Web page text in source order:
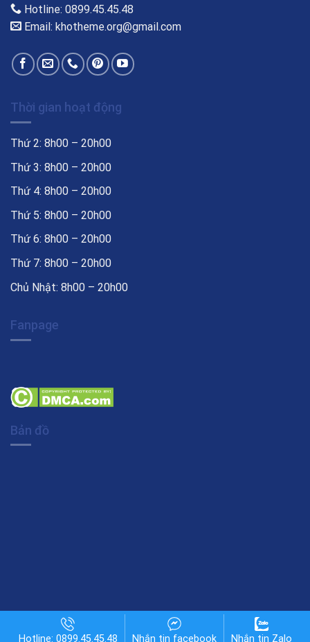
Hotline: 0899.45.45.48
Email: khotheme.org@gmail.com
Thời gian hoạt động
Thứ 2: 8h00 – 20h00
Thứ 3: 8h00 – 20h00
Thứ 4: 8h00 – 20h00
Thứ 5: 8h00 – 20h00
Thứ 6: 8h00 – 20h00
Thứ 7: 8h00 – 20h00
Chủ Nhật: 8h00 – 20h00
Fanpage
Bản đồ
Copyright 2026 © Khotheme.org
Hotline: 0899.45.45.48 Nhắn tin facebook Nhắn tin Zalo